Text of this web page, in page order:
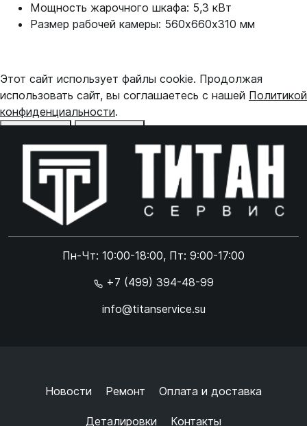
Мощность жарочного шкафа: 5,3 кВт
Размер рабочей камеры: 560х660х310 мм
Пн-Чт: 10:00-18:00, Пт: 9:00-17:00
+7 (499) 394-48-99
info@titanservice.su
Новости Ремонт Оплата и доставка
Деталировки Контакты
Этот сайт использует файлы cookie. Продолжая
использовать сайт, вы соглашаетесь с нашей Политикой
конфиденциальности.
Online чат
Online чат